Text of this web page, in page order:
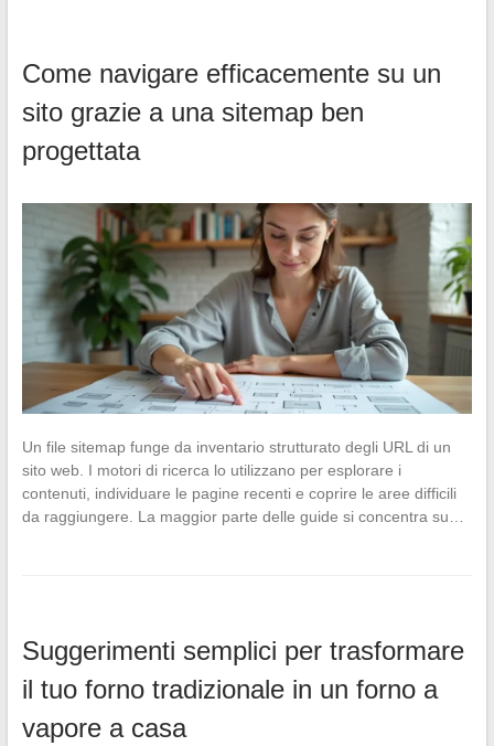
Come navigare efficacemente su un
sito grazie a una sitemap ben
progettata
Un file sitemap funge da inventario strutturato degli URL di un
sito web. I motori di ricerca lo utilizzano per esplorare i
contenuti, individuare le pagine recenti e coprire le aree difficili
da raggiungere. La maggior parte delle guide si concentra su…
Suggerimenti semplici per trasformare
il tuo forno tradizionale in un forno a
vapore a casa